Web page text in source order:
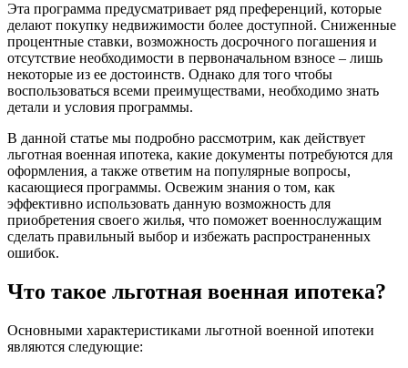
Эта программа предусматривает ряд преференций, которые
делают покупку недвижимости более доступной. Сниженные
процентные ставки, возможность досрочного погашения и
отсутствие необходимости в первоначальном взносе – лишь
некоторые из ее достоинств. Однако для того чтобы
воспользоваться всеми преимуществами, необходимо знать
детали и условия программы.
В данной статье мы подробно рассмотрим, как действует
льготная военная ипотека, какие документы потребуются для
оформления, а также ответим на популярные вопросы,
касающиеся программы. Освежим знания о том, как
эффективно использовать данную возможность для
приобретения своего жилья, что поможет военнослужащим
сделать правильный выбор и избежать распространенных
ошибок.
Что такое льготная военная ипотека?
Основными характеристиками льготной военной ипотеки
являются следующие: